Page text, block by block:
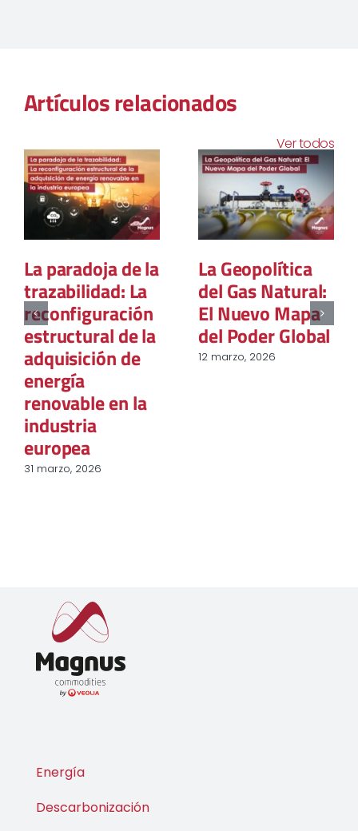
Artículos relacionados
Ver todos
La paradoja de la
trazabilidad: La
reconfiguración
estructural de la
adquisición de
energía
renovable en la
industria
europea
31 marzo, 2026
La Geopolítica
del Gas Natural:
El Nuevo Mapa
del Poder Global
12 marzo, 2026
Energía
Descarbonización